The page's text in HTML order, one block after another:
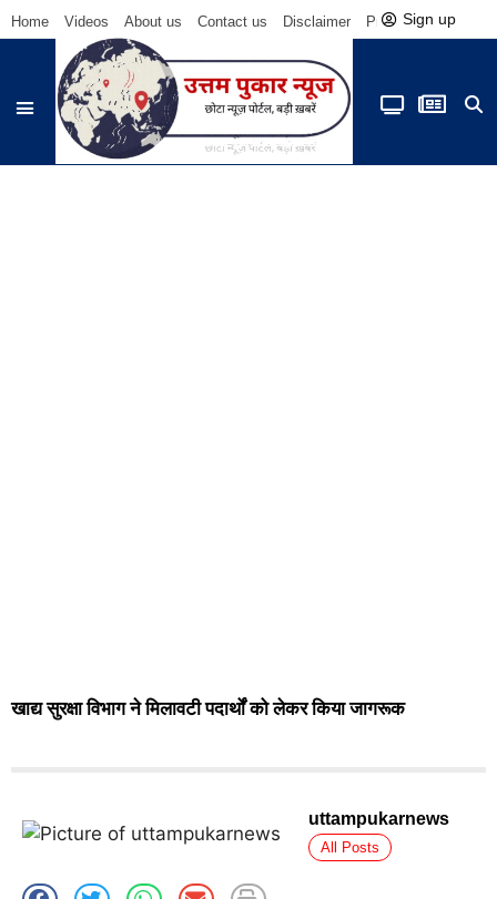
Home Videos About us Contact us Disclaimer Privacy Policy
Sign up
खाद्य सुरक्षा विभाग ने मिलावटी पदार्थों को लेकर किया जागरूक
uttampukarnews
All Posts